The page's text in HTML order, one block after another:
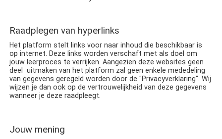
Raadplegen van hyperlinks
Het platform stelt links voor naar inhoud die beschikbaar is
op internet. Deze links worden verschaft met als doel om
jouw leerproces te verrijken. Aangezien deze websites geen
deel uitmaken van het platform zal geen enkele mededeling
van gegevens geregeld worden door de "Privacyverklaring". Wij
wijzen je dan ook op de vertrouwelijkheid van deze gegevens
wanneer je deze raadpleegt.
Jouw mening